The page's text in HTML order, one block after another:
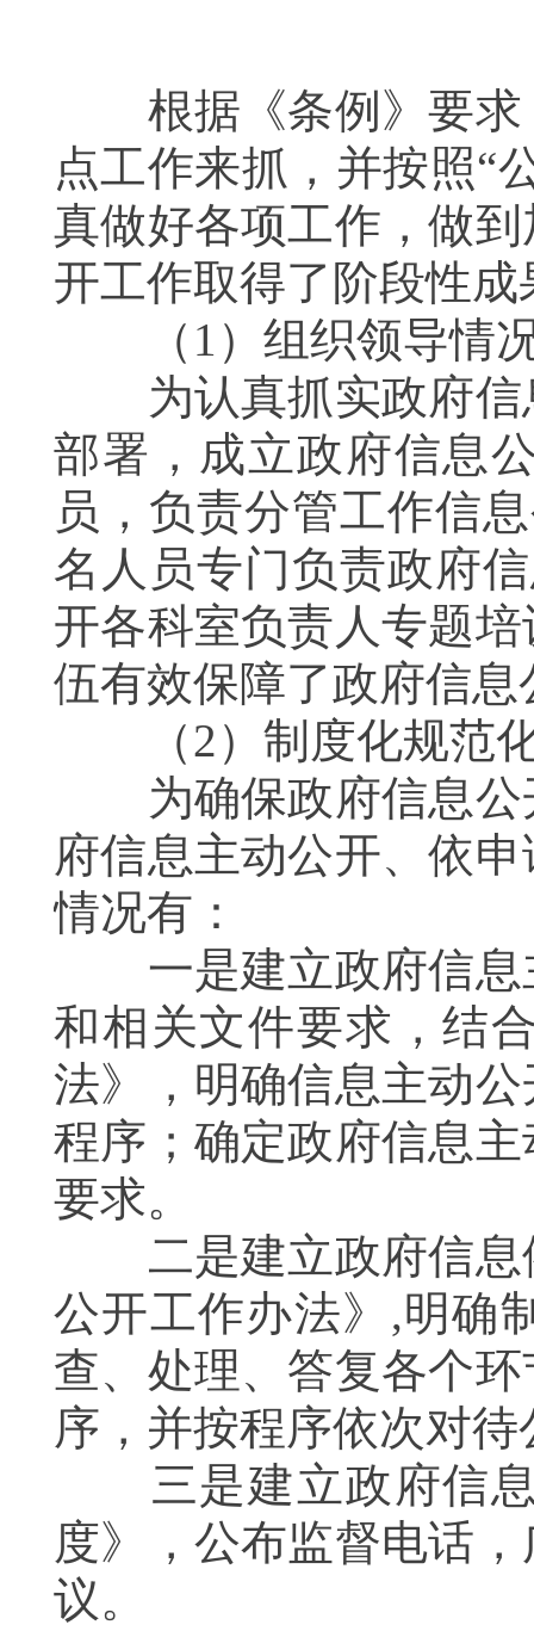
根据《条例》要求
点工作来抓，并按照“
真做好各项工作，做
开工作取得了阶段性成
（ 1 ）组织领导情
为认真抓实政府信
部署，成立政府信息
员，负责分管工作信
名人员专门负责政府
开各科室负责人专题
伍有效保障了政府信
（2）制度化规范
为确保政府信息公
府信息主动公开、依
情况有：
一是建立政府信息
和相关文件要求，结
法》，明确信息主动
程序；确定政府信息
要求。
二是建立政府信息
公开工作办法》 ,明确
查、处理、答复各个
序，并按程序依次对
三是建立政府信息
度》，公布监督电话，
议。